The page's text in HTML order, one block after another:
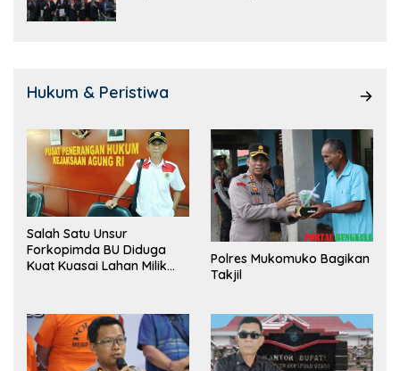
Hukum & Peristiwa
Salah Satu Unsur
Forkopimda BU Diduga
Kuat Kuasai Lahan Milik
Polres Mukomuko Bagikan
Takjil